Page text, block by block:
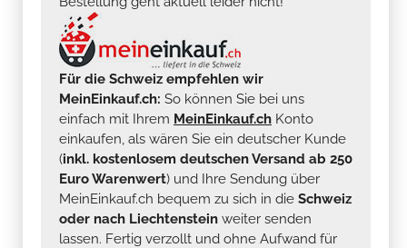
Für die Schweiz empfehlen wir
MeinEinkauf.ch: So können Sie bei uns
einfach mit Ihrem MeinEinkauf.ch Konto
einkaufen, als wären Sie ein deutscher Kunde
(inkl. kostenlosem deutschen Versand ab 250
Euro Warenwert) und Ihre Sendung über
MeinEinkauf.ch bequem zu sich in die Schweiz
oder nach Liechtenstein weiter senden
lassen. Fertig verzollt und ohne Aufwand für